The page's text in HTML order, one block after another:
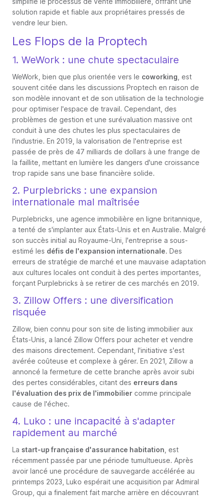
solution rapide et fiable aux propriétaires pressés de
vendre leur bien.
Les Flops de la Proptech
1. WeWork : une chute spectaculaire
WeWork, bien que plus orientée vers le coworking , est
souvent citée dans les discussions Proptech en raison de
son modèle innovant et de son utilisation de la technologie
pour optimiser l'espace de travail. Cependant, des
problèmes de gestion et une surévaluation massive ont
conduit à une des chutes les plus spectaculaires de
l'industrie. En 2019, la valorisation de l'entreprise est
passée de près de 47 milliards de dollars à une frange de
la faillite, mettant en lumière les dangers d'une croissance
trop rapide sans une base financière solide.
2. Purplebricks : une expansion
internationale mal maîtrisée
Purplebricks, une agence immobilière en ligne britannique,
a tenté de s'implanter aux États-Unis et en Australie. Malgré
son succès initial au Royaume-Uni, l'entreprise a sous-
estimé les défis de l'expansion internationale. Des
erreurs de stratégie de marché et une mauvaise adaptation
aux cultures locales ont conduit à des pertes importantes,
forçant Purplebricks à se retirer de ces marchés en 2019.
3. Zillow Offers : une diversification
risquée
Zillow, bien connu pour son site de listing immobilier aux
États-Unis, a lancé Zillow Offers pour acheter et vendre
des maisons directement. Cependant, l'initiative s'est
avérée coûteuse et complexe à gérer. En 2021, Zillow a
annoncé la fermeture de cette branche après avoir subi
des pertes considérables, citant des erreurs dans
l'évaluation des prix de l'immobilier comme principale
cause de l'échec.
4. Luko : une incapacité à s'adapter
rapidement au marché
La start-up française d'assurance habitation , est
récemment passée par une période tumultueuse. Après
avoir lancé une procédure de sauvegarde accélérée au
printemps 2023, Luko espérait une acquisition par Admiral
Group, qui a finalement fait marche arrière en découvrant